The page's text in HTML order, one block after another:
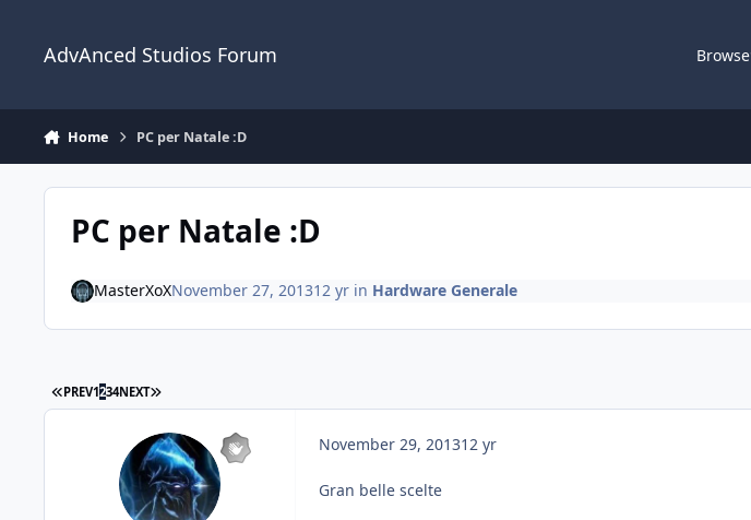
AdvAnced Studios Forum Browse
Home PC per Natale :D
PC per Natale :D
MasterXoXNovember 27, 201312 yrin Hardware Generale
PREV1234NEXT
November 29, 201312 yr
Gran belle scelte